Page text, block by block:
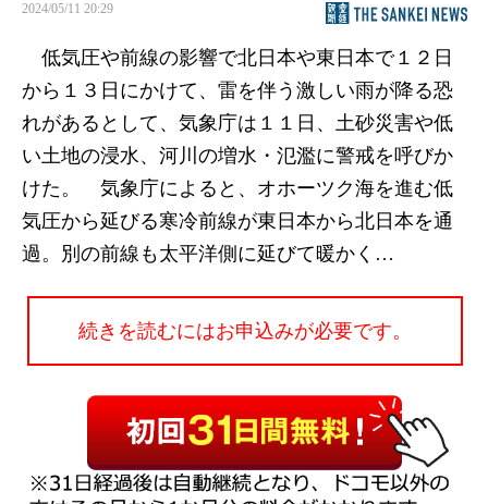
2024/05/11 20:29
低気圧や前線の影響で北日本や東日本で１２日
から１３日にかけて、雷を伴う激しい雨が降る恐
れがあるとして、気象庁は１１日、土砂災害や低
い土地の浸水、河川の増水・氾濫に警戒を呼びか
けた。 気象庁によると、オホーツク海を進む低
気圧から延びる寒冷前線が東日本から北日本を通
過。別の前線も太平洋側に延びて暖かく…
続きを読むにはお申込みが必要です。